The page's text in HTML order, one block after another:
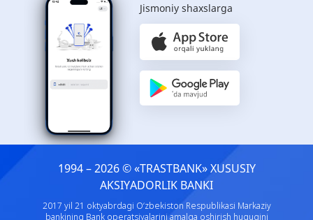
Jismoniy shaxslarga
1994 – 2026 © «TRASTBANK» ХUSUSIY
AKSIYADORLIK BANKI
2017 yil 21 oktyabrdagi O‘zbekiston Respublikasi Markaziy
bankining Bank operatsiyalarini amalga oshirish huquqini